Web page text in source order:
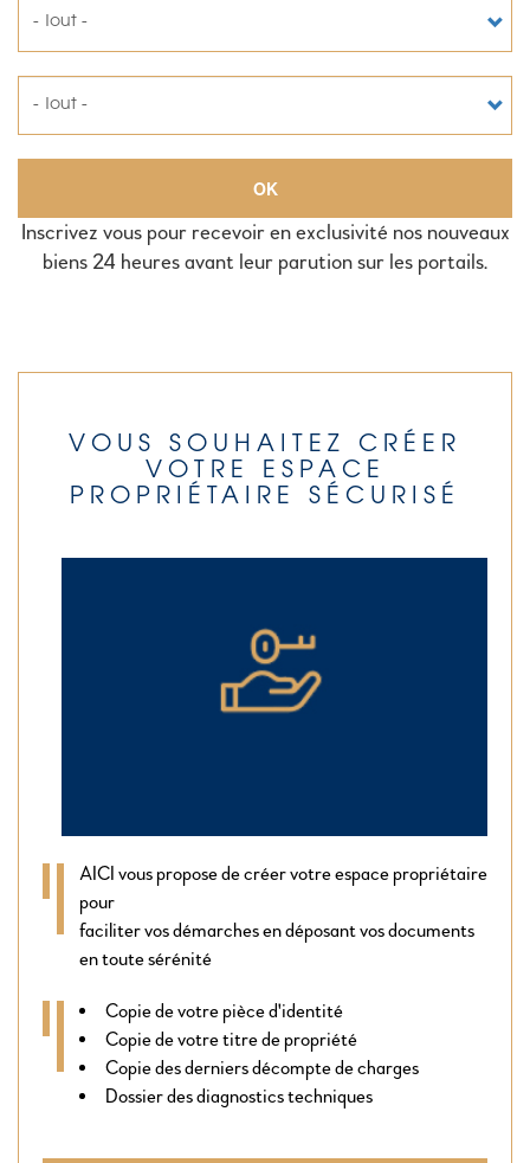
OK
Inscrivez vous pour recevoir en exclusivité nos nouveaux
biens 24 heures avant leur parution sur les portails.
VOUS SOUHAITEZ CRÉER
VOTRE ESPACE
PROPRIÉTAIRE SÉCURISÉ
AICI vous propose de créer votre espace propriétaire
pour
faciliter vos démarches en déposant vos documents
en toute sérénité
Copie de votre pièce d'identité
Copie de votre titre de propriété
Copie des derniers décompte de charges
Dossier des diagnostics techniques